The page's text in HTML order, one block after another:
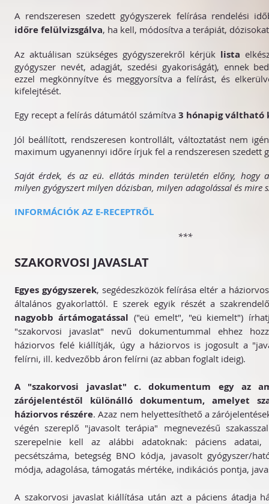
A rendszeresen szedett gyógyszerek felírása rendelési
időre felülvizsgálva, ha kell, módosítva a terápiát,
Az aktuálisan szükséges gyógyszerekről kérjük lista
gyógyszer nevét, adagját, szedési gyakoriságát), ennek
ezzel megkönnyítve és meggyorsítva a felírást, és
kifelejtését.
Egy recept a felírás dátumától számítva 3 hónapig váltható
Jól beállított, rendszeresen kontrollált, változtatást nem
maximum ugyanennyi időre írjuk fel a rendszeresen szedett
Saját érdek, és az eü. ellátás minden területén előny, hogy
milyen gyógyszert milyen dózisban, milyen adagolással és mire
INFORMÁCIÓK AZ E-RECEPTRŐL
***
SZAKORVOSI JAVASLAT
Egyes gyógyszerek, segédeszközök felírása eltér a
általános gyakorlattól. E szerek egyik részét a
nagyobb ártámogatással ("eü emelt", "eü kiemelt")
"szakorvosi javaslat" nevű dokumentummal ehhez
háziorvos felé kiállítják, úgy a háziorvos is jogosult a
felírni, ill. kedvezőbb áron felírni (az abban foglalt ideig).
A "szakorvosi javaslat" c. dokumentum egy az
zárójelentéstől különálló dokumentum, amelyet
háziorvos részére. Azaz nem helyettesíthető a
végén szereplő "javasolt terápia" megnevezésű
szerepelnie kell az alábbi adatoknak: páciens
pecsétszáma, betegség BNO kódja, javasolt gyógyszer/
módja, adagolása, támogatás mértéke, indikációs pontja,
A szakorvosi javaslat kiállítása után azt a páciens átadja